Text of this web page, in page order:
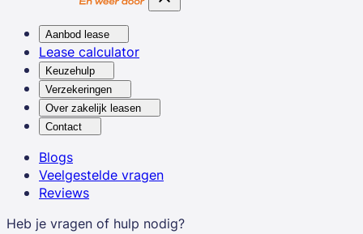
Aanbod lease
Lease calculator
Keuzehulp
Verzekeringen
Over zakelijk leasen
Contact
Blogs
Veelgestelde vragen
Reviews
Heb je vragen of hulp nodig?